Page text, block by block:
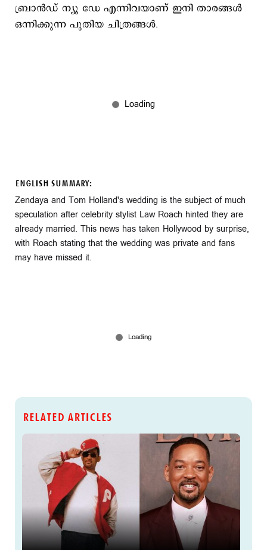
ബ്രാന്‍ഡ് ന്യൂ ഡേ എന്നിവയാണ് ഇനി താരങ്ങള്‍
ഒന്നിക്കുന്ന പുതിയ ചിത്രങ്ങള്‍.
ENGLISH SUMMARY:
Zendaya and Tom Holland's wedding is the subject of much
speculation after celebrity stylist Law Roach hinted they are
already married. This news has taken Hollywood by surprise,
with Roach stating that the wedding was private and fans
may have missed it.
RELATED ARTICLES